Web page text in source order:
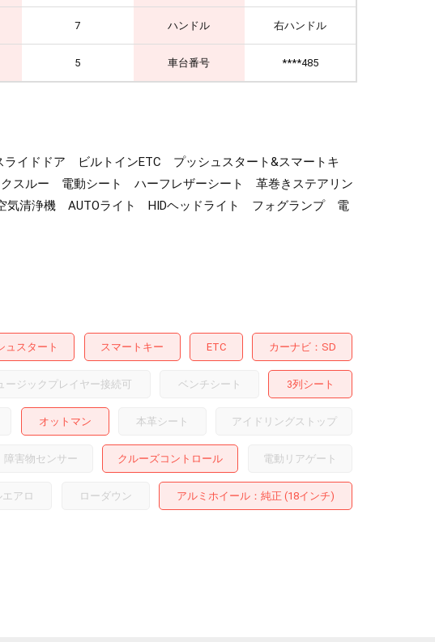
7 ハンドル 右ハンドル
5 車台番号 ****485
ライドドア ビルトインETC プッシュスタート&スマートキ
スルー 電動シート ハーフレザーシート 革巻きステアリン
気清浄機 AUTOライト HIDヘッドライト フォグランプ 電
ュスタート スマートキー ETC カーナビ SD
ージックプレイヤー接続可 ベンチシート 3列シート
オットマン 本革シート アイドリングストップ
障害物センサー クルーズコントロール 電動リアゲート
エアロ ローダウン アルミホイール ：純正 (18インチ)